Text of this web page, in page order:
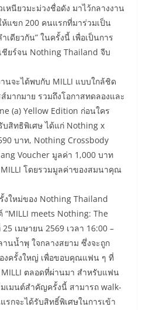
เหนียวมะม่วงชื่อดัง มาไว้กลางงาน
แขก 200 คนแรกที่มาร่วมเป็น
เดียวกัน” ในครั้งนี้ เพื่อเป็นการ
ยร์จน Nothing Thailand จีบ
นจะได้พบกับ MILLI แบบใกล้ชิด
มากมาย รวมถึงโอกาสทดลองและ
(a) Yellow Edition ก่อนใคร
สิทธิพิเศษ ได้แก่ Nothing x
บาท, Nothing Crossbody
Voucher มูลค่า 1,000 บาท
โดยรวมมูลค่าของสมนาคุณ
ใหม่ของ Nothing Thailand
“MILLI meets Nothing: The
เมษายน 2569 เวลา 16:00 –
นน้ำพุ ใจกลางสยาม ซึ่งจะถูก
งครั้งใหญ่ เพื่อขอบคุณแฟน ๆ ที่
ตลอดที่ผ่านมา สำหรับแฟน
เมนต์สำคัญครั้งนี้ สามารถ walk-
รกจะได้รับสิทธิ์พิเศษในการเข้า